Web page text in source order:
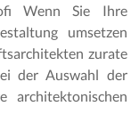
Wenn Sie Ihre
umsetzen
zurate
der Auswahl der
architektonischen